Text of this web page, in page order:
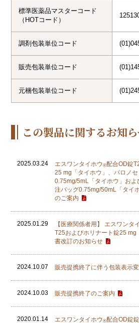
標準医薬品マスターコード
（HOTコード）
調剤包装単位コード
販売包装単位コード
元梱包装単位コード
この製品に関するお知
2025.03.24 エスワンタイホウ®配合OD錠
25 mg「タイホウ」、パロノ
0.75mg/5mL「タイホウ」お
注バッグ0.75mg/50mL「タイ
のご案内
2025.01.29 【医療関係者用】 エスワンタ
T25およびホリナート錠25 mg
書改訂のお知らせ
2024.10.07 販売提携終了に伴う包装表示
2024.10.03 販売提携終了のご案内
2020.01.14 エスワンタイホウ®配合OD錠